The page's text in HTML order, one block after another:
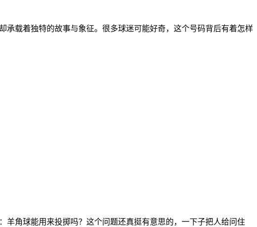
承载着独特的故事与象征。很多球迷可能好奇，这个号码背后有着怎样
角球能用来投掷吗？这个问题还真挺有意思的，一下子把人给问住